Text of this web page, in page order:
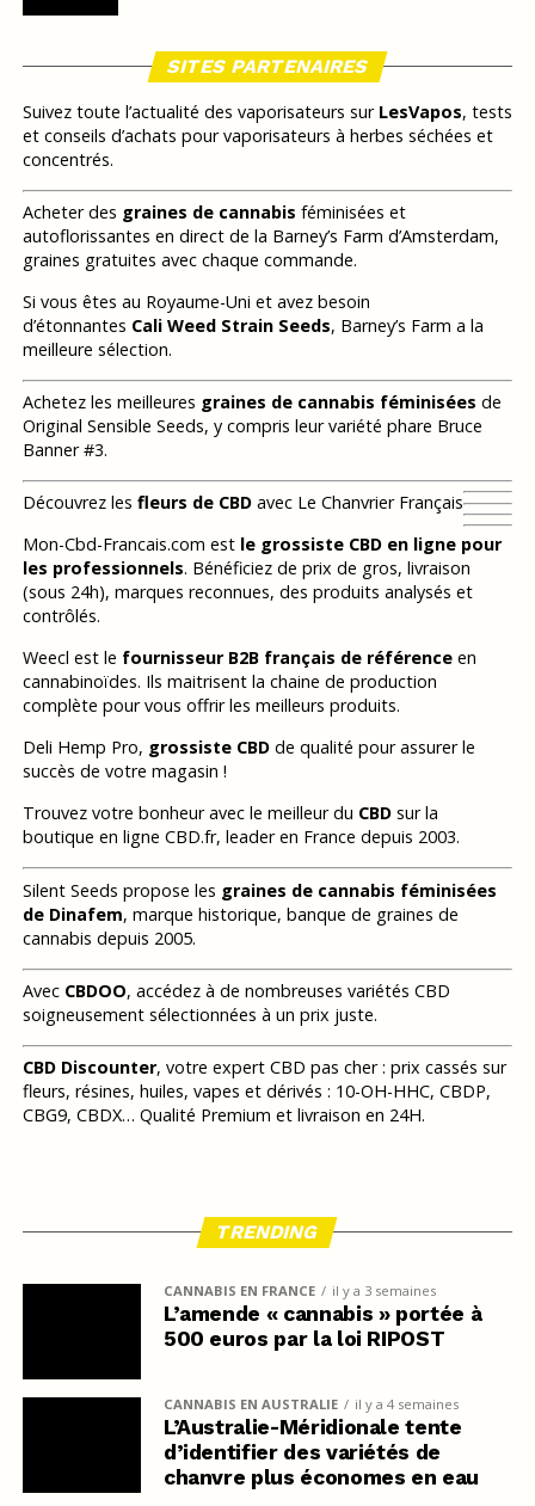
SITES PARTENAIRES
Suivez toute l’actualité des vaporisateurs sur LesVapos, tests
et conseils d’achats pour vaporisateurs à herbes séchées et
concentrés.
Acheter des graines de cannabis féminisées et
autoflorissantes en direct de la Barney’s Farm d’Amsterdam,
graines gratuites avec chaque commande.
Si vous êtes au Royaume-Uni et avez besoin
d’étonnantes Cali Weed Strain Seeds, Barney’s Farm a la
meilleure sélection.
Achetez les meilleures graines de cannabis féminisées de
Original Sensible Seeds, y compris leur variété phare Bruce
Banner #3.
Découvrez les fleurs de CBDavec Le Chanvrier Français
Mon-Cbd-Francais.com est le grossiste CBD en ligne pour
les professionnels. Bénéficiez de prix de gros, livraison
(sous 24h), marques reconnues, des produits analysés et
contrôlés.
Weecl est le fournisseur B2B français de référenceen
cannabinoïdes. Ils maitrisent la chaine de production
complète pour vous offrir les meilleurs produits.
Deli Hemp Pro, grossiste CBDde qualité pour assurer le
succès de votre magasin !
Trouvez votre bonheur avec le meilleur du CBDsur la
boutique en ligne CBD.fr, leader en France depuis 2003.
Silent Seeds propose les graines de cannabis féminisées
de Dinafem, marque historique, banque de graines de
cannabis depuis 2005.
Avec CBDOO, accédez à de nombreuses variétés CBD
soigneusement sélectionnées à un prix juste.
CBD Discounter, votre expert CBD pas cher : prix cassés sur
fleurs, résines, huiles, vapes et dérivés : 10-OH-HHC, CBDP,
CBG9, CBDX… Qualité Premium et livraison en 24H.
TRENDING
CANNABIS EN FRANCE il y a 3 semaines
L’amende « cannabis » portée à
500 euros par la loi RIPOST
CANNABIS EN AUSTRALIE il y a 4 semaines
L’Australie-Méridionale tente
d’identifier des variétés de
chanvre plus économes en eau